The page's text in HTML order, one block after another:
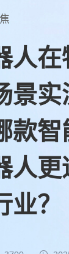
人在
景实
款智
人更
？